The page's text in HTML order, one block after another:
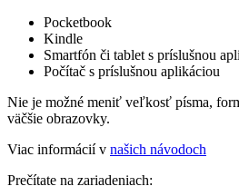
Pocketbook
Kindle
Smartfón či tablet s príslušnou
Počítač s príslušnou aplikáciou
Nie je možné meniť veľkosť písma,
väčšie obrazovky.
Viac informácií v našich návodoch
Prečítate na zariadeniach: